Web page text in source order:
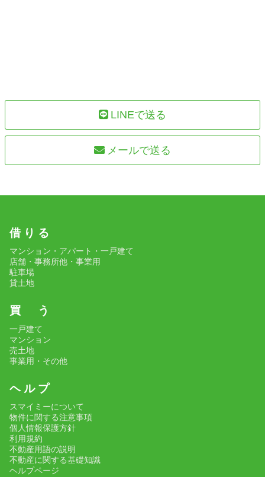
LINEで送る
メールで送る
借 り る
マンション・アパート・一戸建て
店舗・事務所他・事業用
駐車場
貸土地
買 う
一戸建て
マンション
売土地
事業用・その他
ヘ ル プ
スマイミーについて
物件に関する注意事項
個人情報保護方針
利用規約
不動産用語の説明
不動産に関する基礎知識
ヘルプページ